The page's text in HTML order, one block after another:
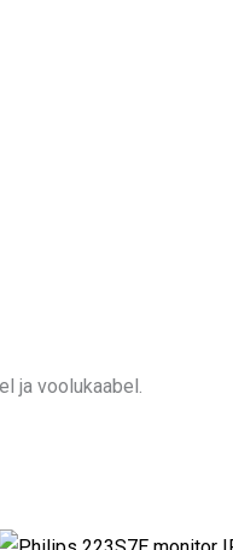
ja voolukaabel.